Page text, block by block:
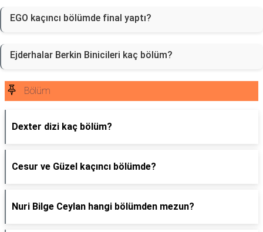
EGO kaçıncı bölümde final yaptı?
Ejderhalar Berkin Binicileri kaç bölüm?
Bölüm
Dexter dizi kaç bölüm?
Cesur ve Güzel kaçıncı bölümde?
Nuri Bilge Ceylan hangi bölümden mezun?